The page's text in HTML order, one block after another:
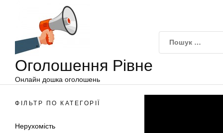
Оголошення Рівне
Онлайн дошка оголошень
ФІЛЬТР ПО КАТЕГОРІЇ
Нерухомість